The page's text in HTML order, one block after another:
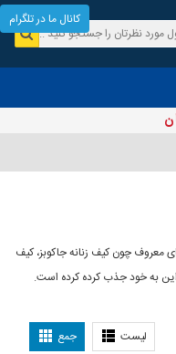
معروف چون کیف زنانه جاکوبز، کیف
این به خود جذب کرده کرده است.
لیست جمع
کانال ما در تلگرام